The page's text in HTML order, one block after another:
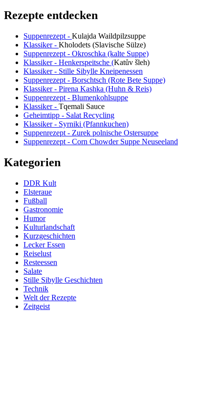
Rezepte entdecken
Suppenrezept - Kulajda Waildpilzsuppe
Klassiker - Kholodets (Slavische Sülze)
Suppenrezept - Okroschka (kalte Suppe)
Klassiker - Henkerspeitsche (Katův šleh)
Klassiker - Stille Sibylle Kneipenessen
Suppenrezept - Borschtsch (Rote Bete Suppe)
Klassiker - Pirena Kashka (Huhn & Reis)
Suppenrezept - Blumenkohlsuppe
Klassiker - Tqemali Sauce
Geheimtipp - Salat Recycling
Klassiker - Syrniki (Pfannkuchen)
Suppenrezept - Zurek polnische Ostersuppe
Suppenrezept - Corn Chowder Suppe Neuseeland
Kategorien
DDR Kult
Elsteraue
Fußball
Gastronomie
Humor
Kulturlandschaft
Kurzgeschichten
Lecker Essen
Reiselust
Resteessen
Salate
Stille Sibylle Geschichten
Technik
Welt der Rezepte
Zeitgeist